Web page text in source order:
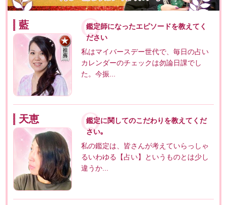
藍
鑑定師になったエピソードを教えてく
ださい
私はマイバースデー世代で、毎日の占い
カレンダーのチェックは勿論日課でし
た。今振...
天恵
鑑定に関してのこだわりを教えてくだ
さい｡
私の鑑定は、皆さんが考えていらっしゃ
るいわゆる【占い】というものとは少し
違うか...